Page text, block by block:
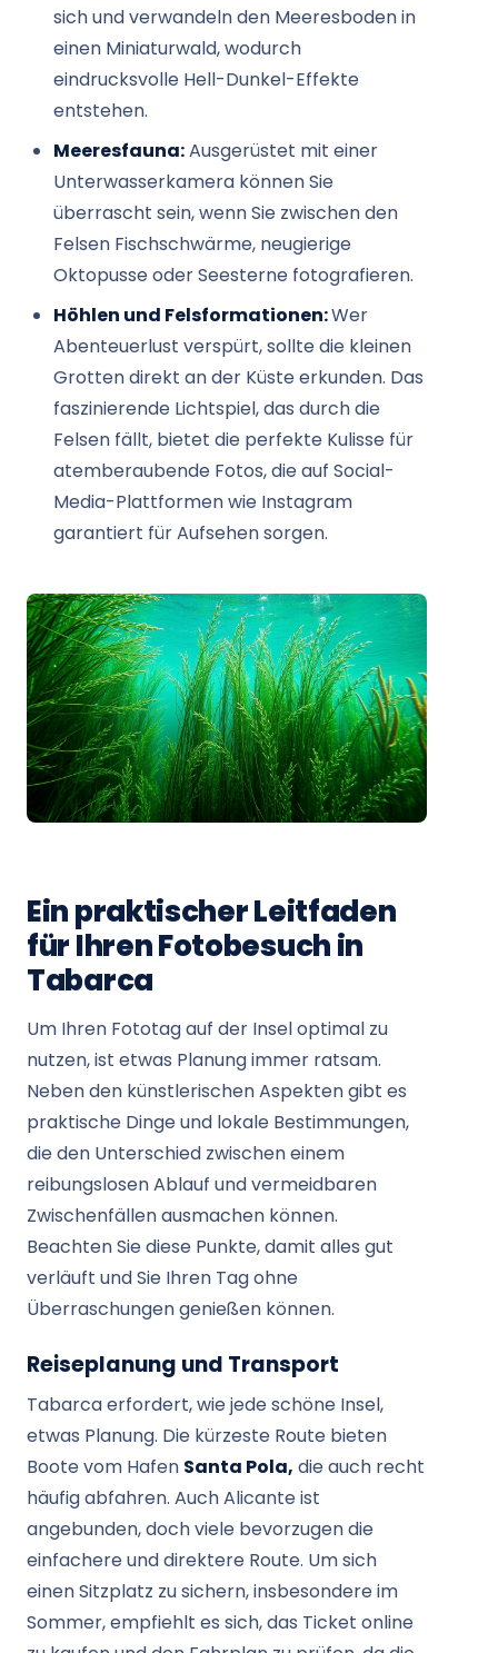
sich und verwandeln den Meeresboden in
einen Miniaturwald, wodurch
eindrucksvolle Hell-Dunkel-Effekte
entstehen.
Meeresfauna:Ausgerüstet mit einer
Unterwasserkamera können Sie
überrascht sein, wenn Sie zwischen den
Felsen Fischschwärme, neugierige
Oktopusse oder Seesterne fotografieren.
Höhlen und Felsformationen:Wer
Abenteuerlust verspürt, sollte die kleinen
Grotten direkt an der Küste erkunden. Das
faszinierende Lichtspiel, das durch die
Felsen fällt, bietet die perfekte Kulisse für
atemberaubende Fotos, die auf Social-
Media-Plattformen wie Instagram
garantiert für Aufsehen sorgen.
Ein praktischer Leitfaden
für Ihren Fotobesuch in
Tabarca
Um Ihren Fototag auf der Insel optimal zu
nutzen, ist etwas Planung immer ratsam.
Neben den künstlerischen Aspekten gibt es
praktische Dinge und lokale Bestimmungen,
die den Unterschied zwischen einem
reibungslosen Ablauf und vermeidbaren
Zwischenfällen ausmachen können.
Beachten Sie diese Punkte, damit alles gut
verläuft und Sie Ihren Tag ohne
Überraschungen genießen können.
Reiseplanung und Transport
Tabarca erfordert, wie jede schöne Insel,
etwas Planung. Die kürzeste Route bieten
Boote vom Hafen Santa Pola, die auch recht
häufig abfahren. Auch Alicante ist
angebunden, doch viele bevorzugen die
einfachere und direktere Route. Um sich
einen Sitzplatz zu sichern, insbesondere im
Sommer, empfiehlt es sich, das Ticket online